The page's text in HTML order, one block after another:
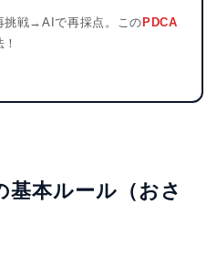
挑戦→AIで再採点。この PDCA
基本ルール（おさ